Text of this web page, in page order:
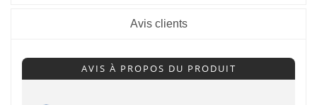
Avis clients
AVIS À PROPOS DU PRODUIT